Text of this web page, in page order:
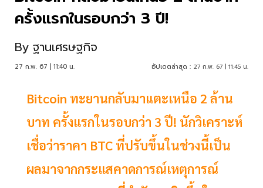
ครั้งแรกในรอบกว่า 3 ปี!
By ฐานเศรษฐกิจ
27 ก.พ. 67 | 11:40 น. อัปเดตล่าสุด : 27 ก.พ. 67 | 11:45 น.
Bitcoin ทะยานกลับมาแตะเหนือ 2 ล้าน
บาท ครั้งแรกในรอบกว่า 3 ปี! นักวิเคราะห์
เชื่อว่าราคา BTC ที่ปรับขึ้นในช่วงนี้เป็น
ผลมาจากกระแสคาดการณ์เหตุการณ์